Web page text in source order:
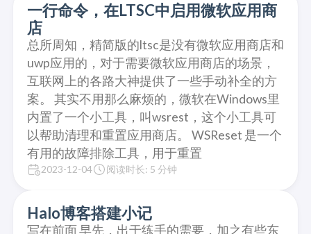
一行命令，在LTSC中启用微软应用商
店
总所周知，精简版的ltsc是没有微软应用商店和
uwp应用的，对于需要微软应用商店的场景，
互联网上的各路大神提供了一些手动补全的方
案。 其实不用那么麻烦的，微软在Windows里
内置了一个小工具，叫wsrest，这个小工具可
以帮助清理和重置应用商店。 WSReset 是一个
有用的故障排除工具，用于重置
2023-12-04 阅读时长: 5 分钟
Halo博客搭建小记
写在前面 早先，出于练手的需要，加之有些东